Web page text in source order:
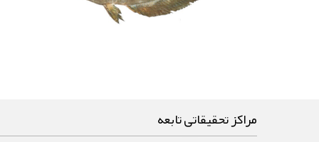
مراکز تحقیقاتی تابعه